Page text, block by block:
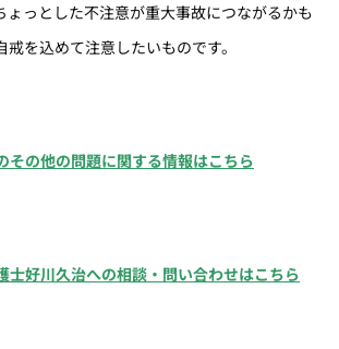
ょっとした不注意が重大事故につながるかも
戒を込めて注意したいものです。
の他の問題に関する情報はこちら
好川久治への相談・問い合わせはこちら